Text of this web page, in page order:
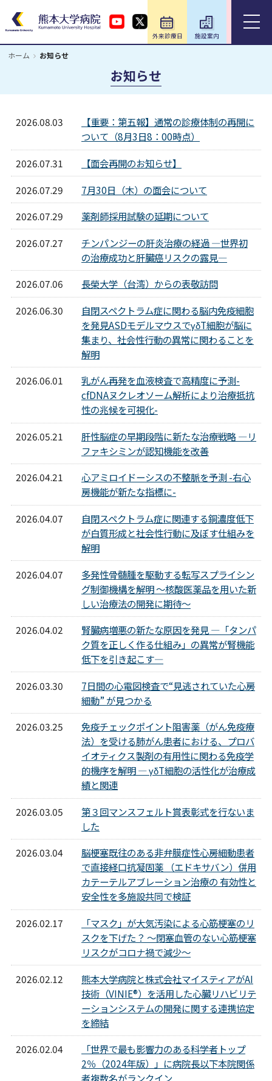
外来診療日 施設案内
ホーム お知らせ
お知らせ
2026.08.03
【重要：第五報】通常の診療体制の再開に
ついて（8月3日8：00時点）
2026.07.31
【面会再開のお知らせ】
2026.07.29
7月30日（木）の面会について
2026.07.29
薬剤師採用試験の延期について
2026.07.27
チンパンジーの肝炎治療の経過 ―世界初
の治療成功と肝臓癌リスクの露見―
2026.07.06
長榮大学（台湾）からの表敬訪問
2026.06.30
自閉スペクトラム症に関わる脳内免疫細胞
を発見ASDモデルマウスでγδT細胞が脳に
集まり、社会性行動の異常に関わることを
解明
2026.06.01
乳がん再発を血液検査で高精度に予測-
cfDNAヌクレオソーム解析により治療抵抗
性の兆候を可視化-
2026.05.21
肝性脳症の早期段階に新たな治療戦略 ―リ
ファキシミンが認知機能を改善
2026.04.21
心アミロイドーシスの不整脈を予測 -右心
房機能が新たな指標に-
2026.04.07
自閉スペクトラム症に関連する銅濃度低下
が白質形成と社会性行動に及ぼす仕組みを
解明
2026.04.07
多発性骨髄腫を駆動する転写スプライシン
グ制御機構を解明 ～核酸医薬品を用いた新
しい治療法の開発に期待～
2026.04.02
腎臓病増悪の新たな原因を発見 ―「タンパ
ク質を正しく作る仕組み」の異常が腎機能
低下を引き起こす―
2026.03.30
7日間の心電図検査で“見逃されていた心房
細動” が見つかる
2026.03.25
免疫チェックポイント阻害薬（がん免疫療
法）を受ける肺がん患者における、プロバ
イオティクス製剤の有用性に関わる免疫学
的機序を解明 ― γδT細胞の活性化が治療成
績と関連
2026.03.05
第３回マンスフェルト賞表彰式を行ないま
した
2026.03.04
脳梗塞既往のある非弁膜症性心房細動患者
で直接経口抗凝固薬 （エドキサバン）併用
カテーテルアブレーション治療の 有効性と
安全性を多施設共同で検証
2026.02.17
「マスク」が大気汚染による心筋梗塞のリ
スクを下げた？ 〜閉塞血管のない心筋梗塞
リスクがコロナ禍で減少〜
2026.02.12
熊本大学病院と株式会社マイスティアがAI
技術（VINIE®）を活用した心臓リハビリテ
ーションシステムの開発に関する連携協定
を締結
2026.02.04
「世界で最も影響力のある科学者トップ
2％（2024年版）」に病院長以下本院関係
者複数名がランクイン
ホーム
入院のご案内
診療科・部門
医療関係の方
教育・研究／研修
病院について
Foreign Language